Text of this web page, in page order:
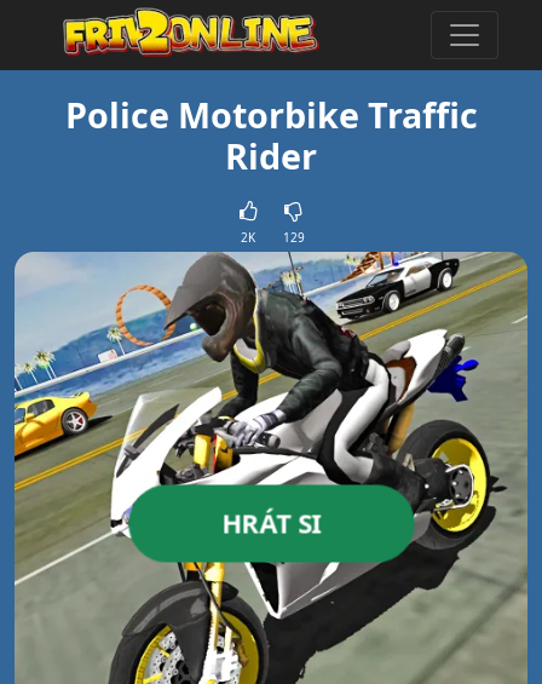
Police Motorbike Traffic
Rider
2K 129
HRÁT SI